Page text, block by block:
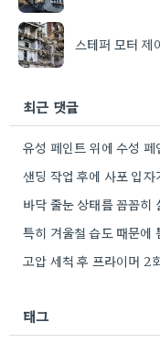
스테퍼 모터
최근 댓글
태그